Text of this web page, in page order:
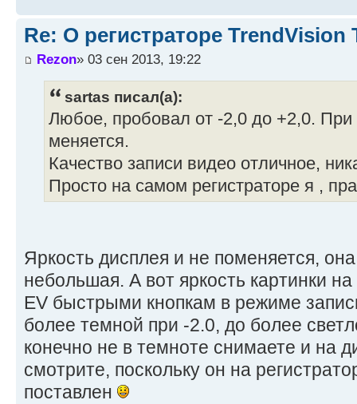
Re: О регистраторе TrendVision
Rezon» 03 сен 2013, 19:22
sartas писал(а):
Любое, пробовал от -2,0 до +2,0. При
меняется.
Качество записи видео отличное,
Просто на самом регистраторе я ,
Яркость дисплея и не поменяется,
небольшая. А вот яркость картинки
EV быстрыми кнопкам в режиме
более темной при -2.0, до более
конечно не в темноте снимаете и на
смотрите, поскольку он на
поставлен